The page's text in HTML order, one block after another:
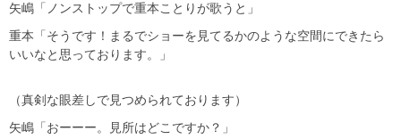
矢嶋「ノンストップで重本ことりが歌うと」
重本「そうです！まるでショーを見てるかのような空間にできたら
いいなと思っております。」
（真剣な眼差しで見つめられております）
矢嶋「おーーー。見所はどこですか？」